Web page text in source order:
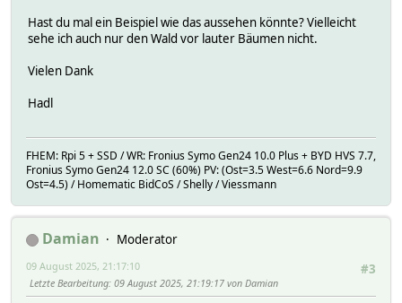
Hast du mal ein Beispiel wie das aussehen könnte? Vielleicht
sehe ich auch nur den Wald vor lauter Bäumen nicht.
Vielen Dank
Hadl
FHEM: Rpi 5 + SSD / WR: Fronius Symo Gen24 10.0 Plus + BYD HVS 7.7,
Fronius Symo Gen24 12.0 SC (60%) PV: (Ost=3.5 West=6.6 Nord=9.9
Ost=4.5) / Homematic BidCoS / Shelly / Viessmann
Damian
Moderator
#3
09 August 2025, 21:17:10
Letzte Bearbeitung: 09 August 2025, 21:19:17 von Damian